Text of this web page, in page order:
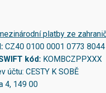
platby ze
CZ40 0100 0001 0773
kód: KOMBCZPPXXX
účtu: CESTY K SOBĚ
4, 149 00